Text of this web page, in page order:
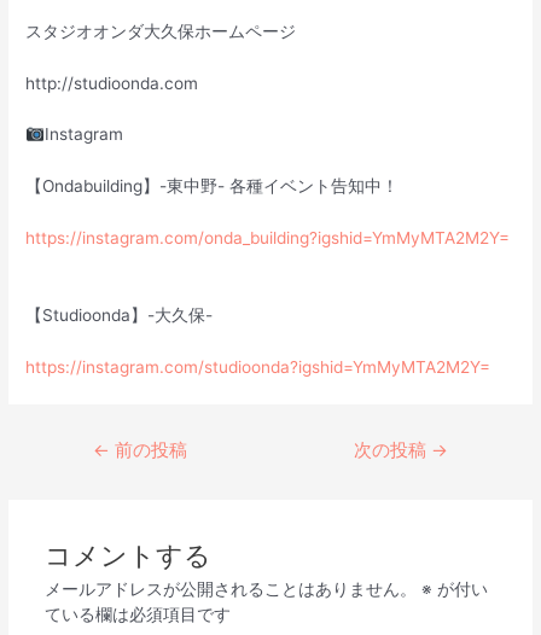
スタジオオンダ大久保ホームページ
http://studioonda.com
Instagram
【Ondabuilding】-東中野- 各種イベント告知中！
https://instagram.com/onda_building?igshid=YmMyMTA2M2Y=
【Studioonda】-大久保-
https://instagram.com/studioonda?igshid=YmMyMTA2M2Y=
← 前の投稿 次の投稿 →
コメントする
メールアドレスが公開されることはありません。 ※ が付い
ている欄は必須項目です